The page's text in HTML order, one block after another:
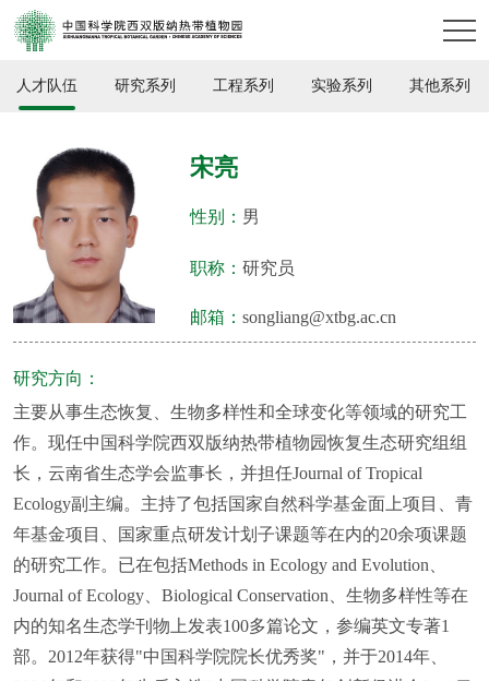
人才队伍 研究系列 工程系列 实验系列 其他系列
宋亮
性别： 男
职称： 研究员
邮箱： songliang@xtbg.ac.cn
研究方向：
主要从事生态恢复、生物多样性和全球变化等领域的研究工
作。现任中国科学院西双版纳热带植物园恢复生态研究组组
长，云南省生态学会监事长，并担任Journal of Tropical
Ecology副主编。主持了包括国家自然科学基金面上项目、青
年基金项目、国家重点研发计划子课题等在内的20余项课题
的研究工作。已在包括Methods in Ecology and Evolution、
Journal of Ecology、Biological Conservation、生物多样性等在
内的知名生态学刊物上发表100多篇论文，参编英文专著1
部。2012年获得"中国科学院院长优秀奖"，并于2014年、